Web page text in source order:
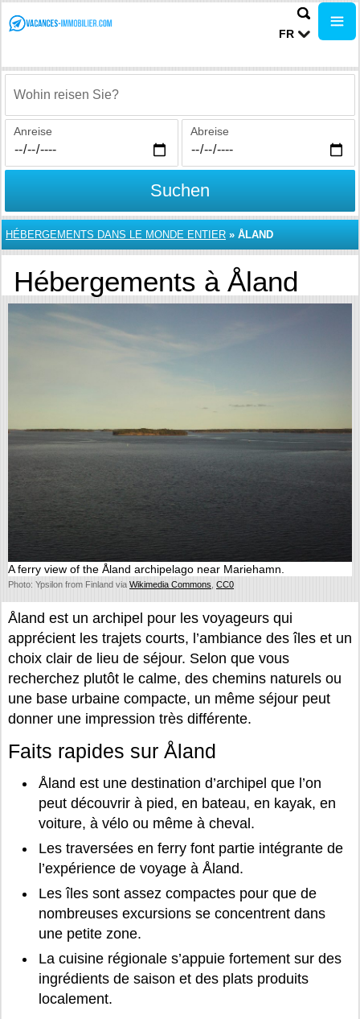
FR
Wohin reisen Sie?
Anreise Abreise
Suchen
HÉBERGEMENTS DANS LE MONDE ENTIER » ÅLAND
Hébergements à Åland
A ferry view of the Åland archipelago near Mariehamn.
Photo: Ypsilon from Finland via Wikimedia Commons CC0
Åland est un archipel pour les voyageurs qui
apprécient les trajets courts, l’ambiance des îles et un
choix clair de lieu de séjour. Selon que vous
recherchez plutôt le calme, des chemins naturels ou
une base urbaine compacte, un même séjour peut
donner une impression très différente.
Faits rapides sur Åland
Åland est une destination d’archipel que l’on
peut découvrir à pied, en bateau, en kayak, en
voiture, à vélo ou même à cheval.
Les traversées en ferry font partie intégrante de
l’expérience de voyage à Åland.
Les îles sont assez compactes pour que de
nombreuses excursions se concentrent dans
une petite zone.
La cuisine régionale s’appuie fortement sur des
ingrédients de saison et des plats produits
localement.